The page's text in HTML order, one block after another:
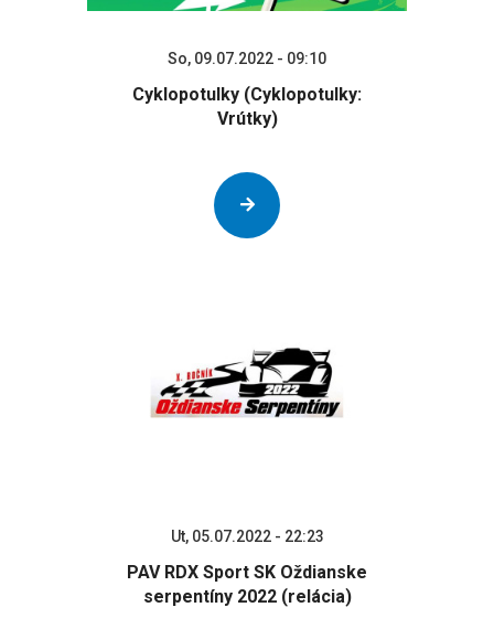
So, 09.07.2022 - 09:10
Cyklopotulky (Cyklopotulky:
Vrútky)
Ut, 05.07.2022 - 22:23
PAV RDX Sport SK Oždianske
serpentíny 2022 (relácia)